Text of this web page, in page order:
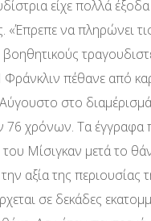
είχε πολλά έξοδα
«Έπρεπε να πληρώνει
πέθανε από
στο
76 χρόνων. Τα
του Mίσιγκαν μετά το
αξία της περιουσίας
σε δεκάδες